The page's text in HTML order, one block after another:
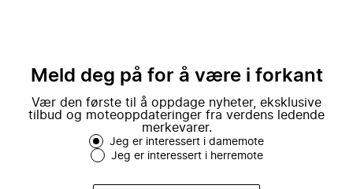
Meld deg på for å være i forkant
Vær den første til å oppdage nyheter, eksklusive
tilbud og moteoppdateringer fra verdens ledende
merkevarer.
Jeg er interessert i damemote
Jeg er interessert i herremote